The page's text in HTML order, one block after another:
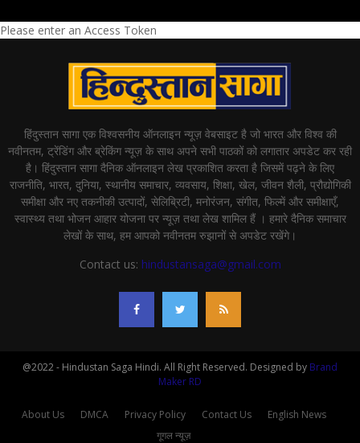
Please enter an Access Token
हिंदुस्तान सागा एक विश्वसनीय ऑनलाइन न्यूज़ वेबसाइट है जो भारत और विश्व की
नवीनतम, ट्रेंडिंग और ब्रेकिंग न्यूज़ के साथ अपने सभी पाठकों को लगातार अपडेट कर रही
है। हिंदुस्तान सागा दैनिक ऑनलाइन लेख प्रकाशित करता है जिसमें पढ़ने के लिए
राजनीति, भारत, दुनिया, स्थानीय समाचार, व्यवसाय, शिक्षा, खेल, जीवन शैली, प्रौद्योगिकी
समीक्षा और नए तकनीकी उत्पादों, सेलिब्रिटी, मनोरंजन, संगीत, फिल्में और समीक्षाएँ,
स्वास्थ्य तथा भोजन आहार योजना पर न्यूज़ तथा लेख शामिल हैं । हमारे दैनिक समाचार
लेखों के साथ, हम आपको नवीनतम रुझानों से अपडेट रखेंगे।
Contact us: hindustansaga@gmail.com
@2022 - Hindustan Saga Hindi. All Right Reserved. Designed by Brand
Maker RD
About Us DMCA Privacy Policy Contact Us
English News
गूगल न्यूज़